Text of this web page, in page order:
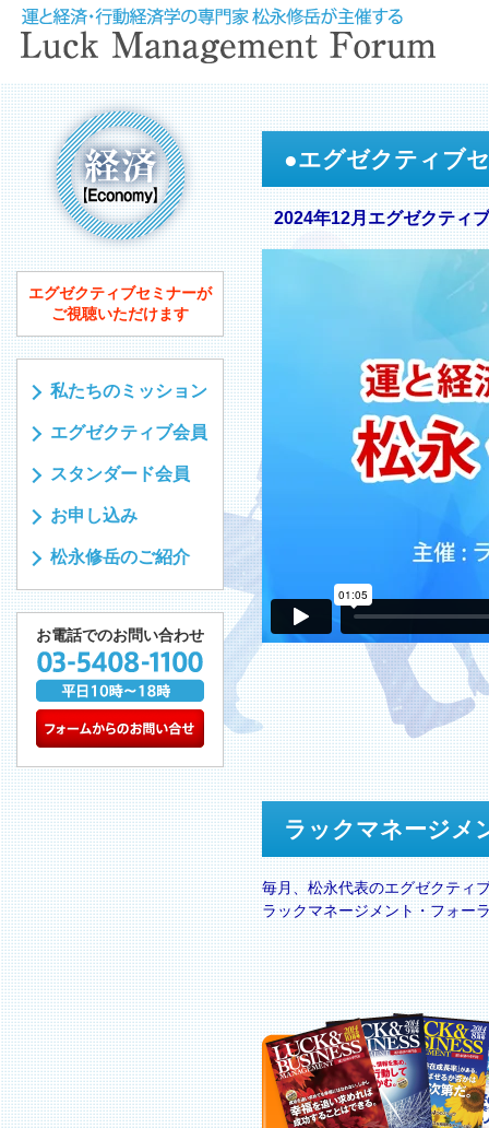
エグゼクティブセミナーが
ご視聴いただけます
私たちのミッション
エグゼクティブ会員
スタンダード会員
お申し込み
松永修岳のご紹介
お電話でのお問い合わせ
●エグゼクティブ
2024年12月エグゼクティ
ラックマネージメ
毎月、松永代表のエグゼクティ
ラックマネージメント・フォー